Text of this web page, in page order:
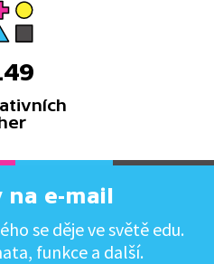
na e-mail
se děje ve světě edu.
funkce a další.